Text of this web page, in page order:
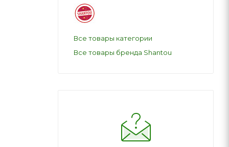
Все товары категории
Все товары бренда Shantou